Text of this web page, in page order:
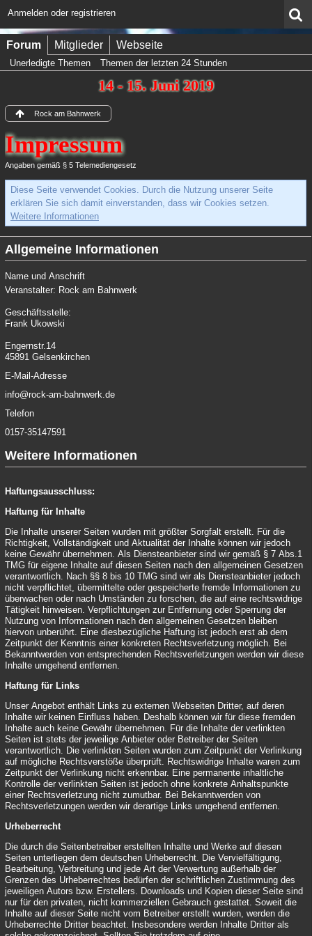
Anmelden oder registrieren
Forum Mitglieder Webseite
Unerledigte Themen Themen der letzten 24 Stunden
14 - 15. Juni 2019
Rock am Bahnwerk
Impressum
Angaben gemäß § 5 Telemediengesetz
Diese Seite verwendet Cookies. Durch die Nutzung unserer Seite
erklären Sie sich damit einverstanden, dass wir Cookies setzen.
Weitere Informationen
Allgemeine Informationen
Name und Anschrift
Veranstalter: Rock am Bahnwerk
Geschäftsstelle:
Frank Ukowski
Engernstr.14
45891 Gelsenkirchen
E-Mail-Adresse
info@rock-am-bahnwerk.de
Telefon
0157-35147591
Weitere Informationen
Haftungsausschluss:
Haftung für Inhalte
Die Inhalte unserer Seiten wurden mit größter Sorgfalt erstellt. Für die
Richtigkeit, Vollständigkeit und Aktualität der Inhalte können wir jedoch
keine Gewähr übernehmen. Als Diensteanbieter sind wir gemäß § 7 Abs.1
TMG für eigene Inhalte auf diesen Seiten nach den allgemeinen Gesetzen
verantwortlich. Nach §§ 8 bis 10 TMG sind wir als Diensteanbieter jedoch
nicht verpflichtet, übermittelte oder gespeicherte fremde Informationen zu
überwachen oder nach Umständen zu forschen, die auf eine rechtswidrige
Tätigkeit hinweisen. Verpflichtungen zur Entfernung oder Sperrung der
Nutzung von Informationen nach den allgemeinen Gesetzen bleiben
hiervon unberührt. Eine diesbezügliche Haftung ist jedoch erst ab dem
Zeitpunkt der Kenntnis einer konkreten Rechtsverletzung möglich. Bei
Bekanntwerden von entsprechenden Rechtsverletzungen werden wir diese
Inhalte umgehend entfernen.
Haftung für Links
Unser Angebot enthält Links zu externen Webseiten Dritter, auf deren
Inhalte wir keinen Einfluss haben. Deshalb können wir für diese fremden
Inhalte auch keine Gewähr übernehmen. Für die Inhalte der verlinkten
Seiten ist stets der jeweilige Anbieter oder Betreiber der Seiten
verantwortlich. Die verlinkten Seiten wurden zum Zeitpunkt der Verlinkung
auf mögliche Rechtsverstöße überprüft. Rechtswidrige Inhalte waren zum
Zeitpunkt der Verlinkung nicht erkennbar. Eine permanente inhaltliche
Kontrolle der verlinkten Seiten ist jedoch ohne konkrete Anhaltspunkte
einer Rechtsverletzung nicht zumutbar. Bei Bekanntwerden von
Rechtsverletzungen werden wir derartige Links umgehend entfernen.
Urheberrecht
Die durch die Seitenbetreiber erstellten Inhalte und Werke auf diesen
Seiten unterliegen dem deutschen Urheberrecht. Die Vervielfältigung,
Bearbeitung, Verbreitung und jede Art der Verwertung außerhalb der
Grenzen des Urheberrechtes bedürfen der schriftlichen Zustimmung des
jeweiligen Autors bzw. Erstellers. Downloads und Kopien dieser Seite sind
nur für den privaten, nicht kommerziellen Gebrauch gestattet. Soweit die
Inhalte auf dieser Seite nicht vom Betreiber erstellt wurden, werden die
Urheberrechte Dritter beachtet. Insbesondere werden Inhalte Dritter als